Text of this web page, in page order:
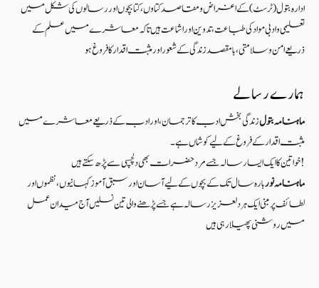
ادارہ بتول (ٹرسٹ) کے اغراض و مقاصد کتاوں ، کتابچوں اور رسالوں کی شکل میں
تعلیمی و ادبی مواد کی طباعت، تدوین اور اشاعت ہیں تاکہ معاشرے میں علم کے
ذریعےامن و سلامتی ، بامقصد زندگی کے شعوراورمثبت اقدار کا فروغ ہو
ہمارے رسالے
ماہنامہ بتولزندگی بخش ادب کا ترجمان، اور ادب کے ذریعے معاشرے میں
مثبت اقدار کے فروغ کے لیے کوشاں ہے۔
خواتین کا ایک ایسا رسالہ جسے مرد حضرات بھی دلچسپی سے پڑھ سکتے ہیں!
ماہنامہ نوربارہ سال تک کے بچوں کے لیے آسان اور سبق آموزکہانیوں ،نظموں اور
لطائف پر مبنی ایک ہر دلعزیز رسالہ ہے جسے پڑھنے والی تین نسلیں آج میدان عمل
میں روشنی پھیلا رہی ہیں